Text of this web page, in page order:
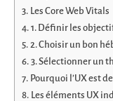
Les Core Web Vitals
1. Définir les
2. Choisir un bon
3. Sélectionner un
Pourquoi l’UX est
Les éléments UX